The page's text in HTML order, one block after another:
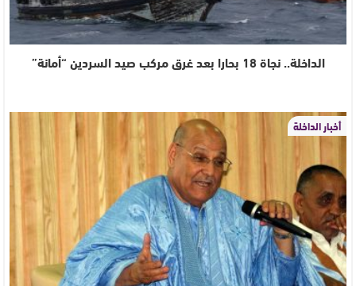
الداخلة.. نجاة 18 بحارا بعد غرق مركب صيد السردين “أمانة”
أخبار الداخلة